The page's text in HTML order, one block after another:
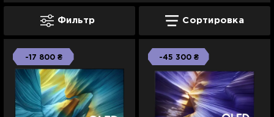
Фильтр Сортировка
-17 800 ₴ -45 300 ₴